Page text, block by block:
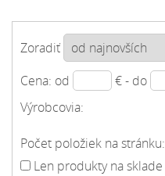
Zoradiť
Cena: od
€ - do
Výrobcovia:
Počet položiek na stránku:
Len produkty na sklade